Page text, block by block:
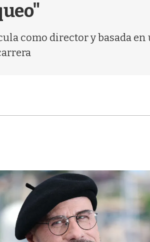
como director y basada